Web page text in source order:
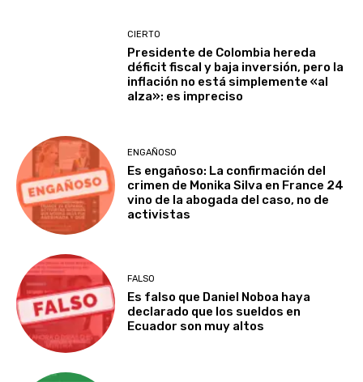
CIERTO
Presidente de Colombia hereda
déficit fiscal y baja inversión, pero la
inflación no está simplemente «al
alza»: es impreciso
ENGAÑOSO
Es engañoso: La confirmación del
crimen de Monika Silva en France 24
vino de la abogada del caso, no de
activistas
FALSO
Es falso que Daniel Noboa haya
declarado que los sueldos en
Ecuador son muy altos